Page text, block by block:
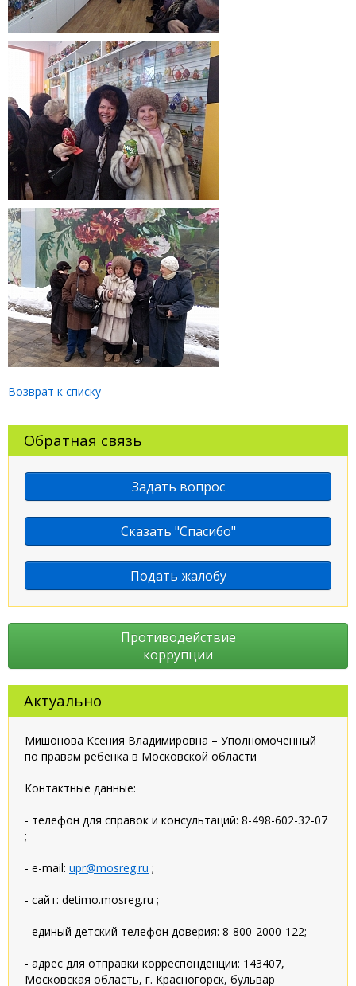
Возврат к списку
Обратная связь
Задать вопрос
Сказать "Спасибо"
Подать жалобу
Противодействие
коррупции
Актуально
Мишонова Ксения Владимировна – Уполномоченный
по правам ребенка в Московской области
Контактные данные:
- телефон для справок и консультаций: 8-498-602-32-07
;
- e-mail: upr@mosreg.ru ;
- сайт: detimo.mosreg.ru ;
- единый детский телефон доверия: 8-800-2000-122;
- адрес для отправки корреспонденции: 143407,
Московская область, г. Красногорск, бульвар